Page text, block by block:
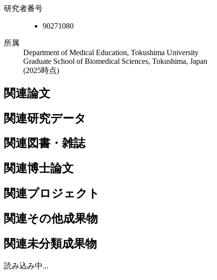
研究者番号
90271080
所属
Department of Medical Education, Tokushima University
Graduate School of Biomedical Sciences, Tokushima, Japan
(2025時点)
関連論文
関連研究データ
関連図書・雑誌
関連博士論文
関連プロジェクト
関連その他成果物
関連未分類成果物
読み込み中...